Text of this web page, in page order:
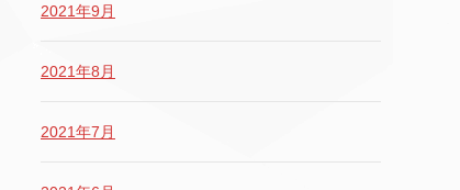
2021年9月
2021年8月
2021年7月